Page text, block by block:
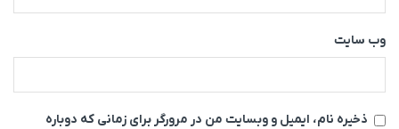
وب‌ سایت
ذخیره نام، ایمیل و وبسایت من در مرورگر برای زمانی که دوباره